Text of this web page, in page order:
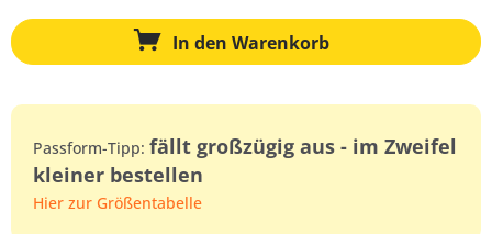
In den Warenkorb
Passform-Tipp: fällt großzügig aus - im Zweifel
kleiner bestellen
Hier zur Größentabelle